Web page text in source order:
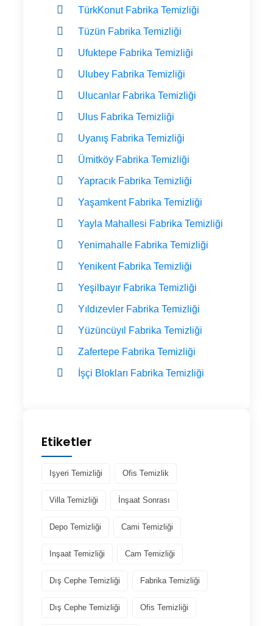
TürkKonut Fabrika Temizliği
Tüzün Fabrika Temizliği
Ufuktepe Fabrika Temizliği
Ulubey Fabrika Temizliği
Ulucanlar Fabrika Temizliği
Ulus Fabrika Temizliği
Uyanış Fabrika Temizliği
Ümitköy Fabrika Temizliği
Yapracık Fabrika Temizliği
Yaşamkent Fabrika Temizliği
Yayla Mahallesi Fabrika Temizliği
Yenimahalle Fabrika Temizliği
Yenikent Fabrika Temizliği
Yeşilbayır Fabrika Temizliği
Yıldızevler Fabrika Temizliği
Yüzüncüyıl Fabrika Temizliği
Zafertepe Fabrika Temizliği
İşçi Blokları Fabrika Temizliği
Etiketler
Işyeri Temizliği Ofis Temizlik
Villa Temizliği İnşaat Sonrası
Depo Temizliği Cami Temizliği
Inşaat Temizliği Cam Temizliği
Dış Cephe Temizliği Fabrika Temizliği
Dış Cephe Temizliği Ofis Temizliği